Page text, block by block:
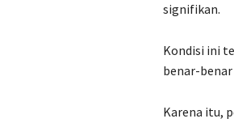
signifikan.
Kondisi ini
benar-
Karena itu,